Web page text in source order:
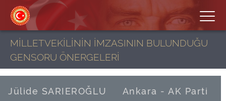
MİLLETVEKİLİNİN İMZASININ BULUNDUĞU
GENSORU ÖNERGELERİ
Jülide SARIEROĞLU Ankara - AK Parti